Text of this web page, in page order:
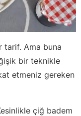
tarif. Ama buna
bir teknikle
etmeniz gereken
çiğ badem